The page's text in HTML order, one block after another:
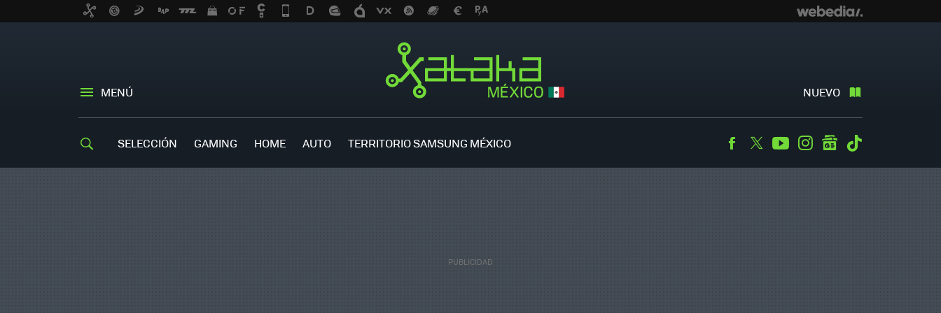
MENÚ NUEVO
SELECCIÓN GAMING HOME AUTO TERRITORIO SAMSUNG MÉXICO Facebook
TwitterYoutubeInstagramgooglenews